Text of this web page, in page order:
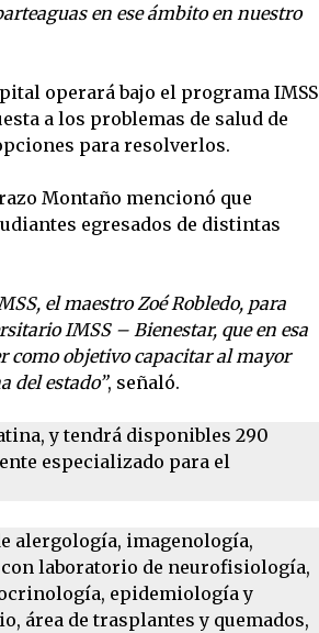
en ese ámbito en nuestro
operará bajo el programa IMSS
a los problemas de salud de
para resolverlos.
Montaño mencionó que
egresados de distintas
el maestro Zoé Robledo, para
IMSS – Bienestar, que en esa
como objetivo capacitar al mayor
del estado”, señaló.
y tendrá disponibles 290
especializado para el
alergología, imagenología,
laboratorio de neurofisiología,
epidemiología y
área de trasplantes y quemados,